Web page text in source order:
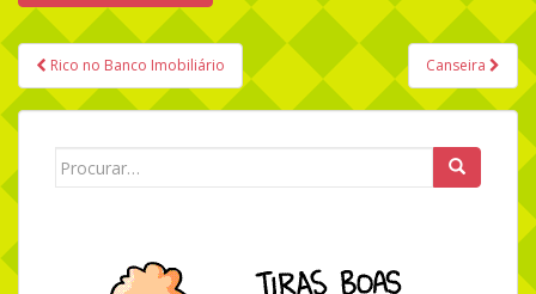
Navegação de Post
Rico no Banco Imobiliário Canseira
Search for: